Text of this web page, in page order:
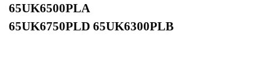
65UK6500PLA
65UK6750PLD 65UK6300PLB